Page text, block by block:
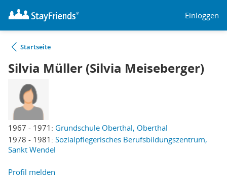
Einloggen
Startseite
Silvia Müller (Silvia Meiseberger)
1967 - 1971: Grundschule Oberthal, Oberthal
1978 - 1981: Sozialpflegerisches Berufsbildungszentrum,
Sankt Wendel
Profil melden